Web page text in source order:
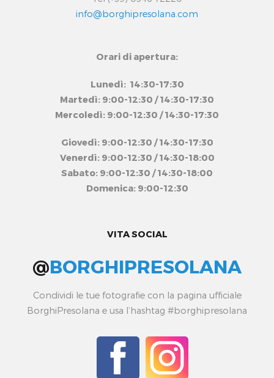
info@borghipresolana.com
Orari di apertura:
Lunedì: 14:30-17:30
Martedì: 9:00-12:30 / 14:30-17:30
Mercoledì: 9:00-12:30 / 14:30-17:30
Giovedì: 9:00-12:30 / 14:30-17:30
Venerdì: 9:00-12:30 / 14:30-18:00
Sabato: 9:00-12:30 / 14:30-18:00
Domenica: 9:00-12:30
VITA SOCIAL
@BORGHIPRESOLANA
Condividi le tue fotografie con la pagina ufficiale
BorghiPresolana e usa l’hashtag #borghipresolana